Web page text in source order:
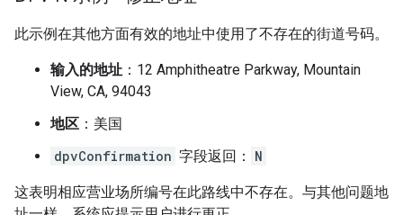
此示例在其他方面有效的地址中使用了不存在的街道号码。
输入的地址 ：12 Amphitheatre Parkway, Mountain
View, CA, 94043
地区 ：美国
dpvConfirmation 字段返回： N
这表明相应营业场所编号在此路线中不存在。 与其他问题地